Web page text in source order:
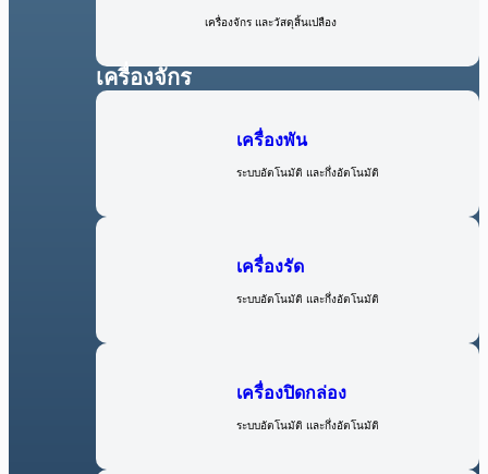
เครื่องจักร และวัสดุสิ้นเปลือง
เครื่องจักร
เครื่องพัน
ระบบอัตโนมัติ และกึ่งอัตโนมัติ
เครื่องรัด
ระบบอัตโนมัติ และกึ่งอัตโนมัติ
เครื่องปิดกล่อง
ระบบอัตโนมัติ และกึ่งอัตโนมัติ